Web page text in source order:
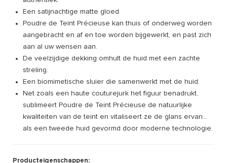
Een satijnachtige matte gloed.
Poudre de Teint Précieuse kan thuis of onderweg worden
aangebracht en af en toe worden bijgewerkt, en past zich
aan al uw wensen aan.
De veelzijdige dekking omhult de huid met een zachte
streling.
Een biomimetische sluier die samenwerkt met de huid.
Net zoals een haute couturejurk het figuur benadrukt,
sublimeert Poudre de Teint Précieuse de natuurlijke
kwaliteiten van de teint en vitaliseert ze de glans ervan...
als een tweede huid gevormd door moderne technologie.
Producteigenschappen: